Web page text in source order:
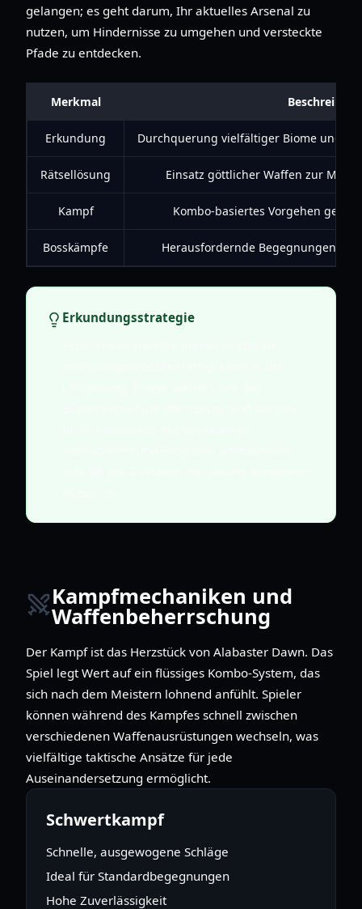
gelangen; es geht darum, Ihr aktuelles Arsenal zu
nutzen, um Hindernisse zu umgehen und versteckte
Pfade zu entdecken.
Merkmal
Erkundung Durchquerung vielfältiger Biome und
Rätsellösung Einsatz göttlicher Waffen zur
Kampf Kombo-basiertes Vorgehen
Bosskämpfe Herausfordernde Begegnungen
Erkundungsstrategie
Kampfmechaniken und
Waffenbeherrschung
Der Kampf ist das Herzstück von Alabaster Dawn. Das
Spiel legt Wert auf ein flüssiges Kombo-System, das
sich nach dem Meistern lohnend anfühlt. Spieler
können während des Kampfes schnell zwischen
verschiedenen Waffenausrüstungen wechseln, was
vielfältige taktische Ansätze für jede
Auseinandersetzung ermöglicht.
Schwertkampf
Schnelle, ausgewogene Schläge
Ideal für Standardbegegnungen
Hohe Zuverlässigkeit